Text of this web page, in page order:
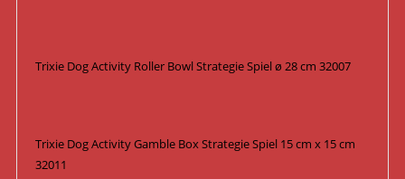
Trixie Dog Activity Roller Bowl Strategie Spiel ø 28 cm 32007
Trixie Dog Activity Gamble Box Strategie Spiel 15 cm x 15 cm
32011